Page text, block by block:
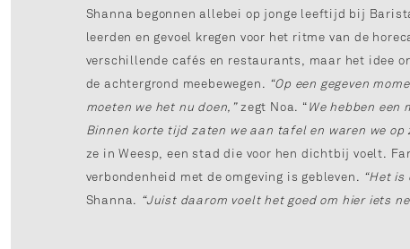
Shanna begonnen allebei op jonge leeftijd bij
leerden en gevoel kregen voor het ritme van de
verschillende cafés en restaurants, maar het idee
de achtergrond meebewegen. “Op een gegeven
moeten we het nu doen,”zegt Noa. “We hebben een
Binnen korte tijd zaten we aan tafel en waren we op
ze in Weesp, een stad die voor hen dichtbij voelt.
verbondenheid met de omgeving is gebleven. “Het is
Shanna. “Juist daarom voelt het goed om hier iets